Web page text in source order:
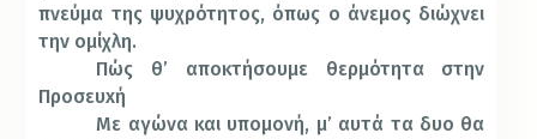
πνεύμα της ψυχρότητος, όπως ο άνεμος διώχνει
την ομίχλη.
Πώς θ’ αποκτήσουμε θερμότητα στην
Προσευxή
Με αγώνα και υπομονή, μ’ αυτά τα δυο θα